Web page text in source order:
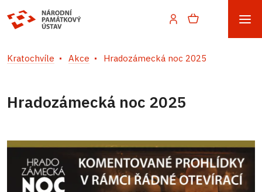
Kratochvíle Akce Hradozámecká noc 2025
Hradozámecká noc 2025